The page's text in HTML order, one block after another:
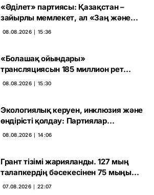
«Әділет» партиясы: Қазақстан –
зайырлы мемлекет, ал «Заң және
тәртіп» қағидаты баршаға міндетті
08.08.2026 ∣ 15:36
«Болашақ ойындары»
трансляциясын 185 миллион рет
көрген
08.08.2026 ∣ 15:30
Экологиялық керуен, инклюзия және
өндірісті қолдау: Партиялар
өңірлерде қандай мәселе көтерді
08.08.2026 ∣ 14:06
Грант тізімі жарияланды. 127 мың
талапкердің бәсекесінен 75 мыңы
өтті
07.08.2026 ∣ 22:07